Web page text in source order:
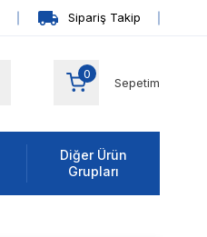
Sipariş Takip
Sepetim
0
Diğer Ürün
Grupları